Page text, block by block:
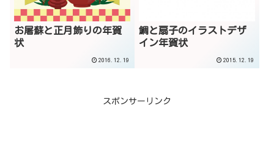
お屠蘇と正月飾りの年賀
状
2016.12.19
鯛と扇子のイラストデザ
イン年賀状
2015.12.19
スポンサーリンク